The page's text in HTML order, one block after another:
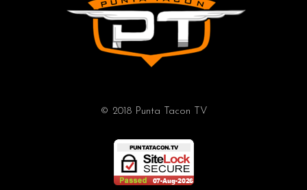
© 2018 Punta Tacon TV